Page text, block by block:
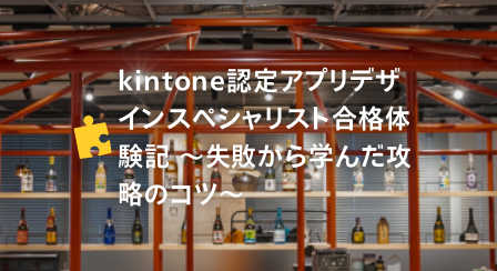
kintone認定アプリデザ
インスペシャリスト合格体
験記 ～失敗から学んだ攻
略のコツ～